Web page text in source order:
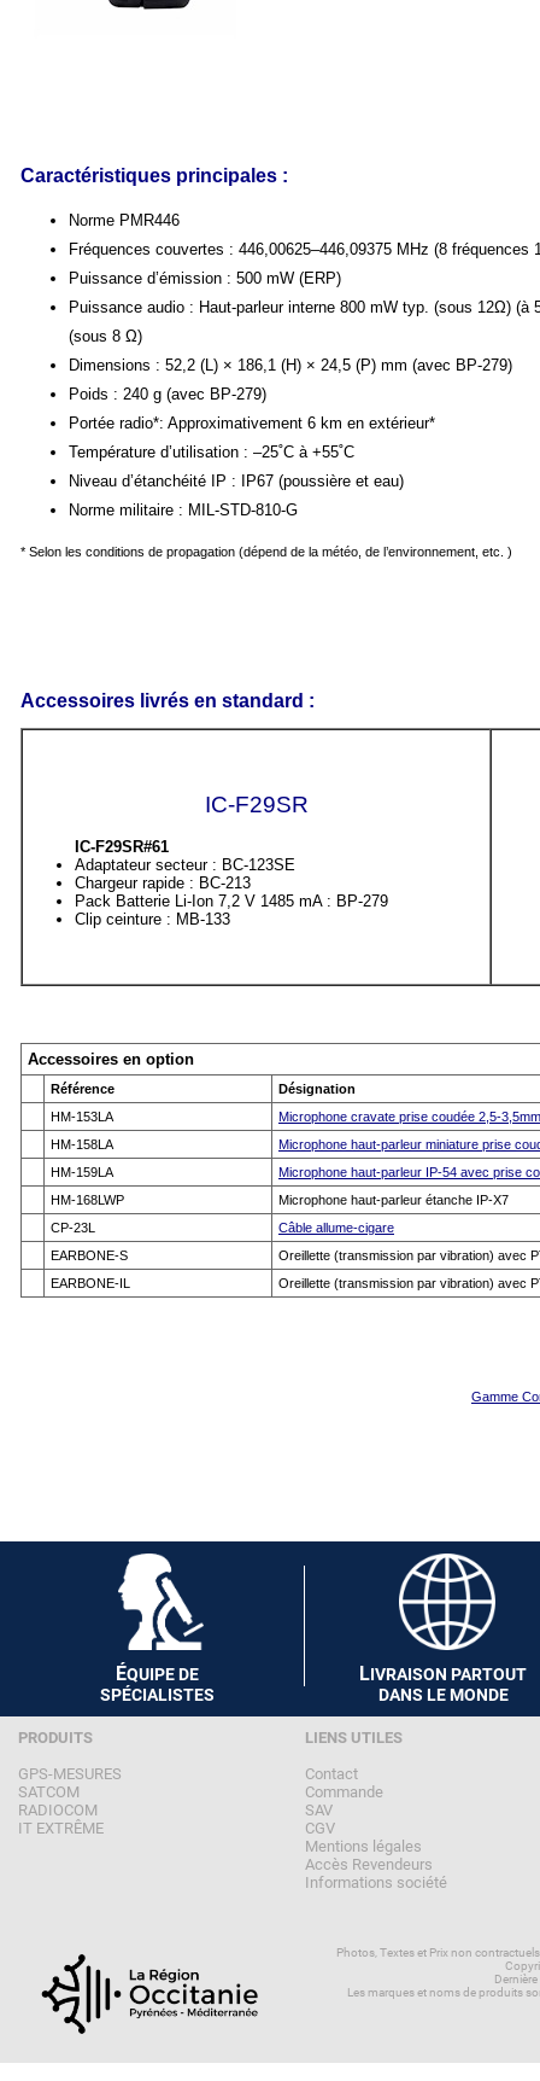
Caractéristiques principales :
Norme PMR446
Fréquences couvertes : 446,00625–446,09375 MHz (8 fréquences
Puissance d’émission : 500 mW (ERP)
Puissance audio : Haut-parleur interne 800 mW typ. (sous 12Ω)
(sous 8 Ω)
Dimensions : 52,2 (L) × 186,1 (H) × 24,5 (P) mm (avec BP-279)
Poids : 240 g (avec BP-279)
Portée radio*: Approximativement 6 km en extérieur*
Température d’utilisation : –25˚C à +55˚C
Niveau d’étanchéité IP : IP67 (poussière et eau)
Norme militaire : MIL-STD-810-G
* Selon les conditions de propagation (dépend de la météo, de l’environnement, etc. )
Accessoires livrés en standard :
IC-F29SR
IC-F29SR#61
Adaptateur secteur : BC-123SE
Chargeur rapide : BC-213
Pack Batterie Li-Ion 7,2 V 1485 mA : BP-279
Clip ceinture : MB-133
Accessoires en option
Référence
Désignation
HM-153LA
Microphone cravate prise coudée 2,5-
HM-158LA
Microphone haut-parleur miniature prise
HM-159LA
Microphone haut-parleur IP-54 avec prise
HM-168LWP
Microphone haut-parleur étanche IP-X7
CP-23L
Câble allume-cigare
EARBONE-S
Oreillette (transmission par vibration) avec
EARBONE-IL
Oreillette (transmission par vibration) avec
Gamme
ÉQUIPE DE
SPÉCIALISTES
LIVRAISON PARTOUT
DANS LE MONDE
PRODUITS
GPS-MESURES
SATCOM
RADIOCOM
IT EXTRÊME
LIENS UTILES
Contact
Commande
SAV
CGV
Mentions légales
Accès Revendeurs
Informations société
Photos, Textes et Prix non
Les marques et noms de produits